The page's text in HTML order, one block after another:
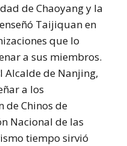
de Chaoyang y la
Taijiquan en
que lo
a sus miembros.
Alcalde de Nanjing,
a los
de Chinos de
Nacional de las
tiempo sirvió